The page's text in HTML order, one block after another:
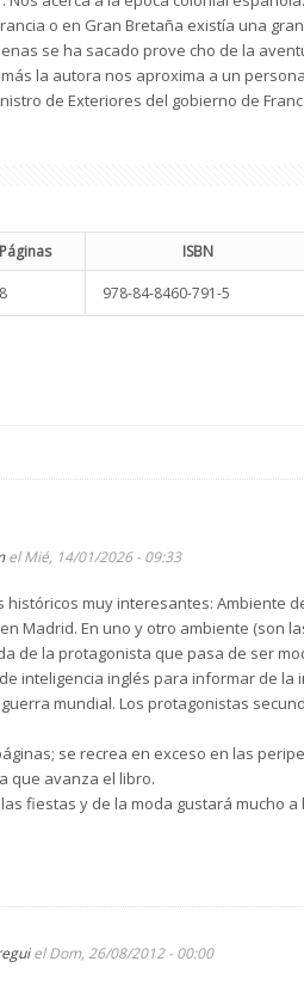
o en Gran Bretaña existía una
se ha sacado prove­ cho de la
la autora nos aproxima a un
de Exteriores del gobierno de
Páginas ISBN
978-84-8460-791-5
el Mié, 14/01/2026 - 09:33
muy interesantes: Ambiente
Madrid. En uno y otro ambiente (son
de la protagonista que pasa de ser
inteligencia inglés para informar de
mundial. Los protagonistas
se recrea en exceso en las
que avanza el libro.
fiestas y de la moda gustará mucho
el Dom, 26/08/2012 - 00:00